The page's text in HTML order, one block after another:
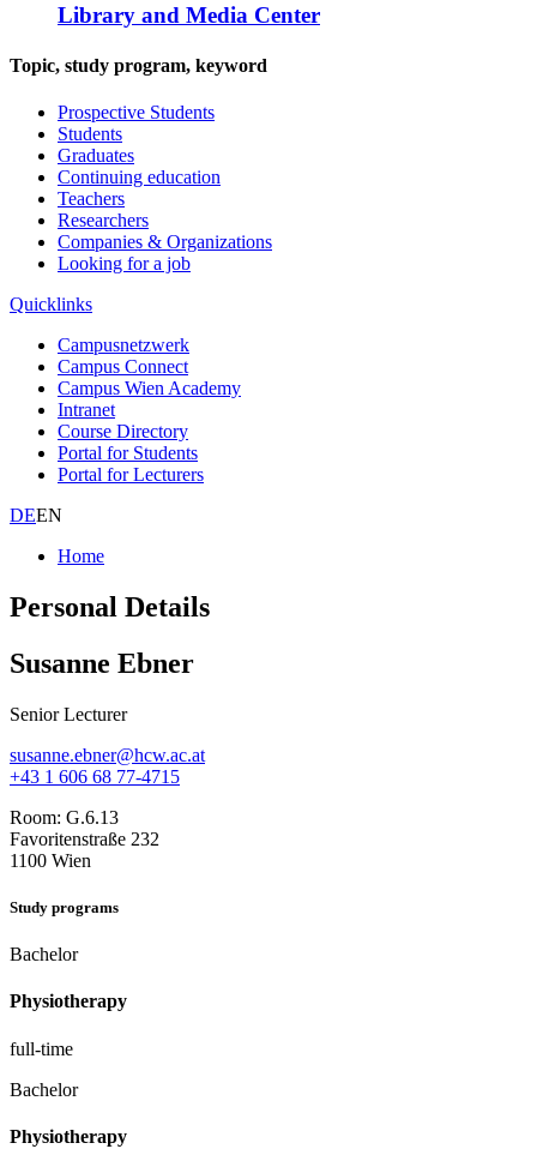
Library and Media Center
Topic, study program, keyword
Prospective Students
Students
Graduates
Continuing education
Teachers
Researchers
Companies & Organizations
Looking for a job
Quicklinks
Campusnetzwerk
Campus Connect
Campus Wien Academy
Intranet
Course Directory
Portal for Students
Portal for Lecturers
DEEN
Home
Personal Details
Susanne Ebner
Senior Lecturer
susanne.ebner@hcw.ac.at
+43 1 606 68 77-4715
Room: G.6.13
Favoritenstraße 232
1100 Wien
Study programs
Bachelor
Physiotherapy
full-time
Bachelor
Physiotherapy